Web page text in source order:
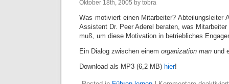
Oktober 18th, 2005 by tobra
Was motiviert einen Mitarbeiter? Abteilungsleiter
Assistent Dr. Peer Aderel beraten, was
muß, um diese Motivation in betriebliches
Ein Dialog zwischen einem organization man und
Download als MP3 (6,2 MB) hier!